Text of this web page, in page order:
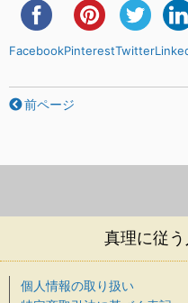
FacebookPinterestTwitter
前ページ
真理に従
個人情報の取り扱い